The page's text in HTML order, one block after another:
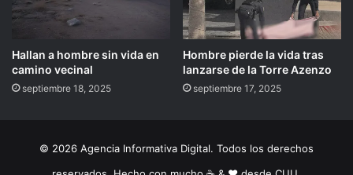
Hallan a hombre sin vida en
camino vecinal
septiembre 18, 2025
Hombre pierde la vida tras
lanzarse de la Torre Azenzo
septiembre 17, 2025
© 2026 Agencia Informativa Digital. Todos los derechos